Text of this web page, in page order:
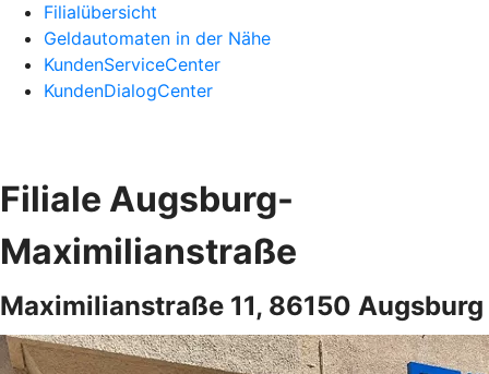
Filialübersicht
Geldautomaten in der Nähe
KundenServiceCenter
KundenDialogCenter
Filiale Augsburg-
Maximilianstraße
Maximilianstraße 11, 86150 Augsburg